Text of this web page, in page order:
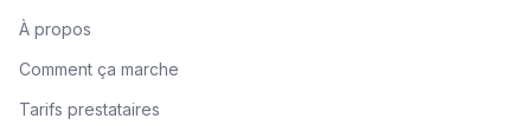
À propos
Comment ça marche
Tarifs prestataires